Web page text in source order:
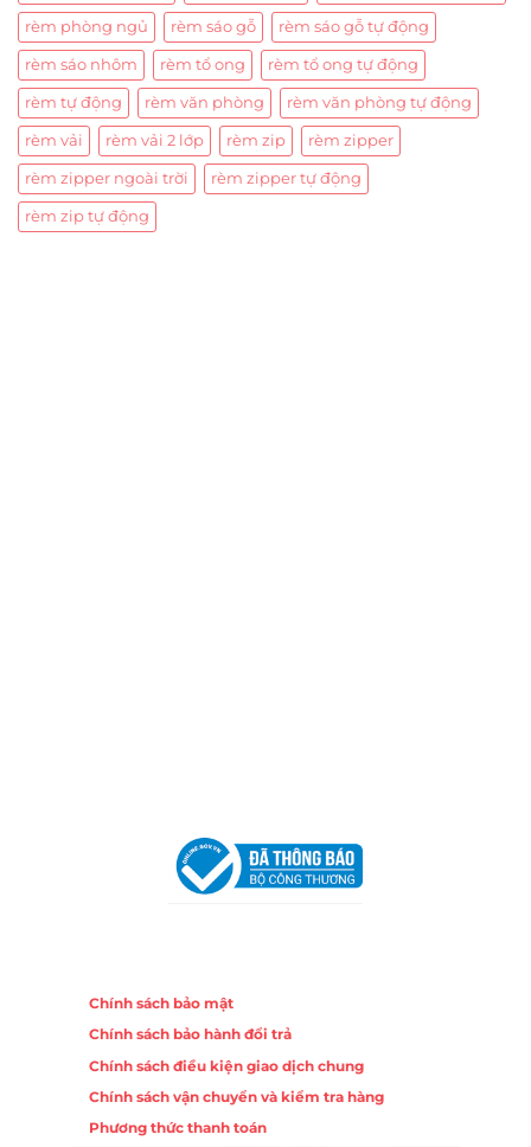
rèm phòng ngủ rèm sáo gỗ rèm sáo gỗ tự động
rèm sáo nhôm rèm tổ ong rèm tổ ong tự động
rèm tự động rèm văn phòng rèm văn phòng tự động
rèm vải rèm vải 2 lớp rèm zip rèm zipper
rèm zipper ngoài trời rèm zipper tự động
rèm zip tự động
Chính sách bảo mật
Chính sách bảo hành đổi trả
Chính sách điều kiện giao dịch chung
Chính sách vận chuyển và kiểm tra hàng
Phương thức thanh toán